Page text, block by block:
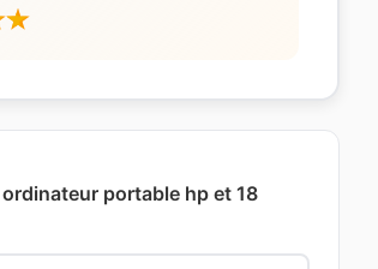
portable hp et 18